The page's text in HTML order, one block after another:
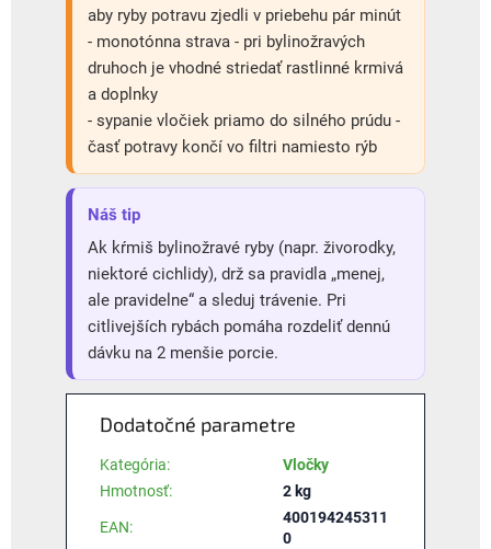
aby ryby potravu zjedli v priebehu pár minút
- monotónna strava - pri bylinožravých
druhoch je vhodné striedať rastlinné krmivá
a doplnky
- sypanie vločiek priamo do silného prúdu -
časť potravy končí vo filtri namiesto rýb
Náš tip
Ak kŕmiš bylinožravé ryby (napr. živorodky,
niektoré cichlidy), drž sa pravidla „menej,
ale pravidelne“ a sleduj trávenie. Pri
citlivejších rybách pomáha rozdeliť dennú
dávku na 2 menšie porcie.
Dodatočné parametre
Kategória:
Vločky
Hmotnosť: 2 kg
EAN:
400194245311
0